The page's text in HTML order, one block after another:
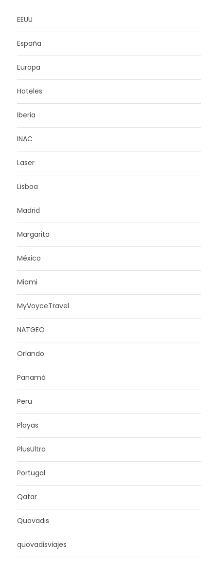
EEUU
España
Europa
Hoteles
Iberia
INAC
Laser
Lisboa
Madrid
Margarita
México
Miami
MyVoyceTravel
NATGEO
Orlando
Panamá
Peru
Playas
PlusUltra
Portugal
Qatar
Quovadis
quovadisviajes